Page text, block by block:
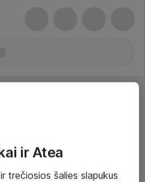
ir Atea
trečiosios šalies slapukus